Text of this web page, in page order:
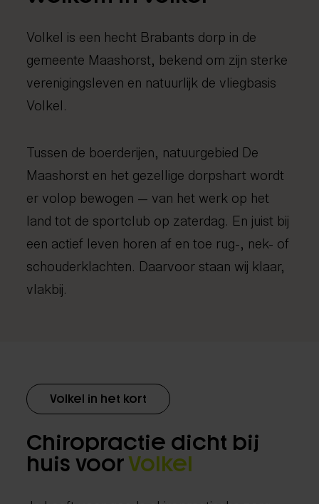
Fysiotherapie
Medical taping
Fascial Manipulation
Volkel is een hecht Brabants dorp in de
gemeente Maashorst, bekend om zijn sterke
verenigingsleven en natuurlijk de vliegbasis
Volkel.
Tussen de boerderijen, natuurgebied De
Maashorst en het gezellige dorpshart wordt
er volop bewogen — van het werk op het
land tot de sportclub op zaterdag. En juist bij
een actief leven horen af en toe rug-, nek- of
schouderklachten. Daarvoor staan wij klaar,
vlakbij.
Volkel in het kort
Chiropractie dicht bij
huis voorVolkel